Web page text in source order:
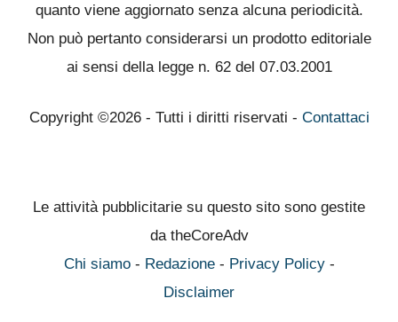
quanto viene aggiornato senza alcuna periodicità.
Non può pertanto considerarsi un prodotto editoriale
ai sensi della legge n. 62 del 07.03.2001
Copyright ©2026 - Tutti i diritti riservati - Contattaci
Le attività pubblicitarie su questo sito sono gestite
da theCoreAdv
Chi siamo- Redazione- Privacy Policy-
Disclaimer